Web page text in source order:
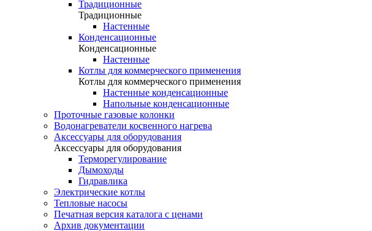
Традиционные
Традиционные
Настенные
Конденсационные
Конденсационные
Настенные
Котлы для коммерческого применения
Котлы для коммерческого применения
Настенные конденсационные
Напольные конденсационные
Проточные газовые колонки
Водонагреватели косвенного нагрева
Аксессуары для оборудования
Аксессуары для оборудования
Терморегулирование
Дымоходы
Гидравлика
Электрические котлы
Тепловые насосы
Печатная версия каталога с ценами
Архив документации